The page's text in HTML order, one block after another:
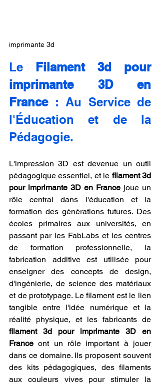
imprimante 3d
Le Filament 3d pour
imprimante 3D en
France : Au Service de
l'Éducation et de la
Pédagogie.
L'impression 3D est devenue un outil
pédagogique essentiel, et le filament 3d
pour imprimante 3D en France joue un
rôle central dans l'éducation et la
formation des générations futures. Des
écoles primaires aux universités, en
passant par les FabLabs et les centres
de formation professionnelle, la
fabrication additive est utilisée pour
enseigner des concepts de design,
d'ingénierie, de science des matériaux
et de prototypage. Le filament est le lien
tangible entre l'idée numérique et la
filament 3d pour imprimante 3D en
France ont un rôle important à jouer
dans ce domaine. Ils proposent souvent
des kits pédagogiques, des filaments
aux couleurs vives pour stimuler la